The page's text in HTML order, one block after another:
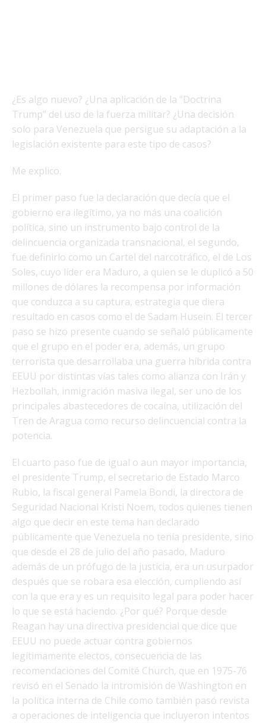
¿Es algo nuevo? ¿Una aplicación de la “Doctrina
Trump” del uso de la fuerza militar? ¿Una decisión
solo para Venezuela que persigue su adaptación a la
legislación existente para este tipo de casos?
Me explico.
El primer paso fue la declaración que decía que el
gobierno era ilegítimo, ya no más una coalición
política, sino un instrumento bajo control de la
delincuencia organizada transnacional, el segundo,
fue definirlo como un Cartel del narcotráfico, el de Los
Soles, cuyo líder era Maduro, a quien se le duplicó a 50
millones de dólares la recompensa por información
que conduzca a su captura, estrategia que diera
resultado en casos como el de Sadam Husein. El tercer
paso se hizo presente cuando se señaló públicamente
que el grupo en el poder era, además, un grupo
terrorista que desarrollaba una guerra híbrida contra
EEUU por distintas vías tales como alianza con Irán y
Hezbollah, inmigración masiva ilegal, ser uno de los
principales abastecedores de cocaína, utilización del
Tren de Aragua como recurso delincuencial contra la
potencia.
El cuarto paso fue de igual o aun mayor importancia,
el presidente Trump, el secretario de Estado Marco
Rubio, la fiscal general Pamela Bondi, la directora de
Seguridad Nacional Kristi Noem, todos quienes tienen
algo que decir en este tema han declarado
públicamente que Venezuela no tenía presidente, sino
que desde el 28 de julio del año pasado, Maduro
además de un prófugo de la justicia, era un usurpador
después que se robara esa elección, cumpliendo así
con la que era y es un requisito legal para poder hacer
lo que se está haciendo. ¿Por qué? Porque desde
Reagan hay una directiva presidencial que dice que
EEUU no puede actuar contra gobiernos
legítimamente electos, consecuencia de las
recomendaciones del Comité Church, que en 1975-76
revisó en el Senado la intromisión de Washington en
la política interna de Chile como también pasó revista
a operaciones de inteligencia que incluyeron intentos